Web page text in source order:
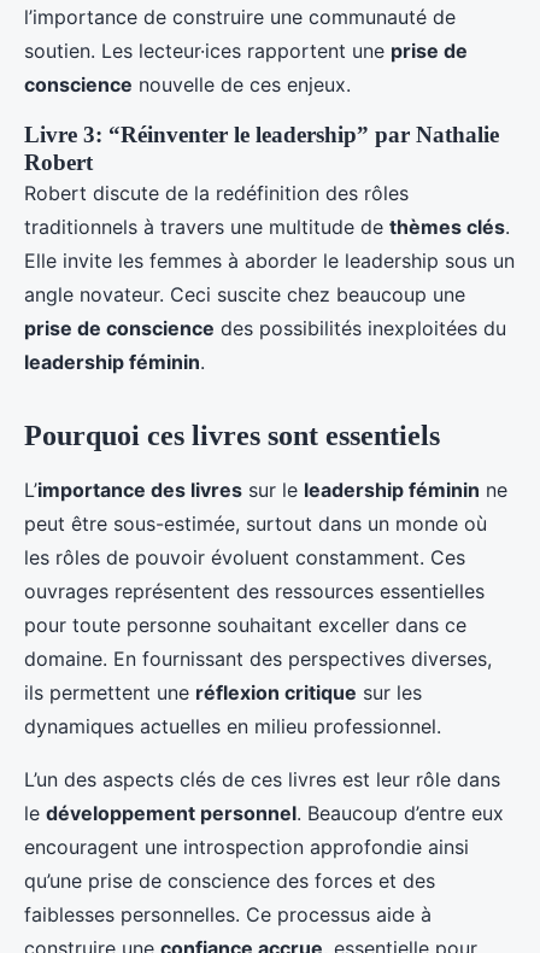
l’importance de construire une communauté de
soutien. Les lecteur·ices rapportent une prise de
conscience nouvelle de ces enjeux.
Livre 3: “Réinventer le leadership” par Nathalie
Robert
Robert discute de la redéfinition des rôles
traditionnels à travers une multitude de thèmes clés.
Elle invite les femmes à aborder le leadership sous un
angle novateur. Ceci suscite chez beaucoup une
prise de conscience des possibilités inexploitées du
leadership féminin.
Pourquoi ces livres sont essentiels
L’importance des livres sur le leadership féminin ne
peut être sous-estimée, surtout dans un monde où
les rôles de pouvoir évoluent constamment. Ces
ouvrages représentent des ressources essentielles
pour toute personne souhaitant exceller dans ce
domaine. En fournissant des perspectives diverses,
ils permettent une réflexion critique sur les
dynamiques actuelles en milieu professionnel.
L’un des aspects clés de ces livres est leur rôle dans
le développement personnel. Beaucoup d’entre eux
encouragent une introspection approfondie ainsi
qu’une prise de conscience des forces et des
faiblesses personnelles. Ce processus aide à